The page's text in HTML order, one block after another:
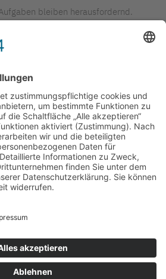
bleiben herausfordernd.
Momente der
Ihnen eine stille Weihnachtszeit
und Zuversicht ins neue Jahr.
PERSONAL / RECRUITING
|
bkgev.de|
Cookie-
Einstellungenpflege@bkgev.de